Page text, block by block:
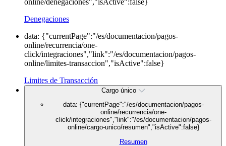
online/denegaciones","isActive":false}
Denegaciones
data: {"currentPage":"/es/documentacion/pagos-
online/recurrencia/one-
click/integraciones","link":"/es/documentacion/pagos-
online/limites-transaccion","isActive":false}
Limites de Transacción
Cargo único
data: {"currentPage":"/es/documentacion/pagos-
online/recurrencia/one-
click/integraciones","link":"/es/documentacion/pagos-
online/cargo-unico/resumen","isActive":false}
Resumen